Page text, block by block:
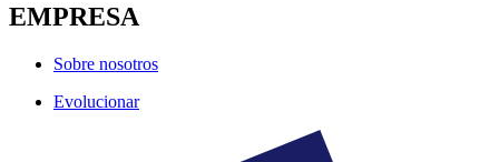
EMPRESA
Sobre nosotros
Evolucionar